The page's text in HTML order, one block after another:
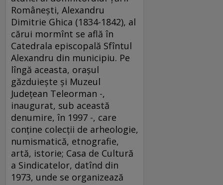
Româneşti, Alexandru
Dimitrie Ghica (1834-1842), al
cărui mormînt se află în
Catedrala episcopală Sfîntul
Alexandru din municipiu. Pe
lîngă aceasta, oraşul
găzduieşte şi Muzeul
Judeţean Teleorman -,
inaugurat, sub această
denumire, în 1997 -, care
conţine colecţii de arheologie,
numismatică, etnografie,
artă, istorie; Casa de Cultură
a Sindicatelor, datînd din
1973, unde se organizează